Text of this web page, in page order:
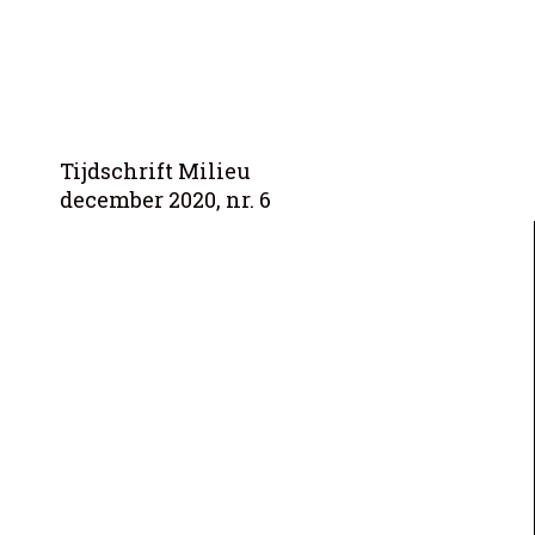
Tijdschrift Milieu
december 2020, nr. 6